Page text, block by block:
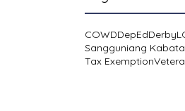
COWDDepEdDerby
Sangguniang
Tax Exemption